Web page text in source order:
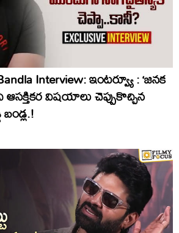
Interview: ఇంటర్వ్యూ : ‘జనక
విషయాలు చెప్పుకొచ్చిన